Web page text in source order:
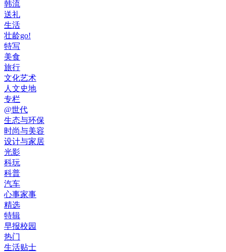
韩流
送礼
生活
壮龄go!
特写
美食
旅行
文化艺术
人文史地
专栏
@世代
生态与环保
时尚与美容
设计与家居
光影
科玩
科普
汽车
心事家事
精选
特辑
早报校园
热门
生活贴士